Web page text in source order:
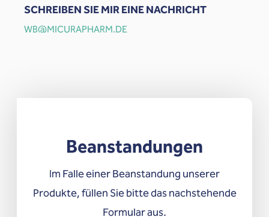
SCHREIBEN SIE MIR EINE NACHRICHT
WB@MICURAPHARM.DE
Beanstandungen
Im Falle einer Beanstandung unserer
Produkte, füllen Sie bitte das nachstehende
Formular aus.